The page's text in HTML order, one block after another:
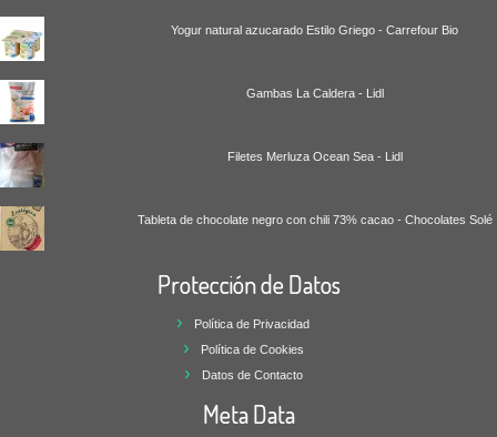
Yogur natural azucarado Estilo Griego - Carrefour Bio
Gambas La Caldera - Lidl
Filetes Merluza Ocean Sea - Lidl
Tableta de chocolate negro con chili 73% cacao - Chocolates Solé
Protección de Datos
Política de Privacidad
Política de Cookies
Datos de Contacto
Meta Data